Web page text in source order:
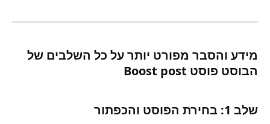
מידע והסבר מפורט יותר על כל השלבים של
הבוסט פוסט Boost post
שלב 1: בחירת הפוסט והכפתור